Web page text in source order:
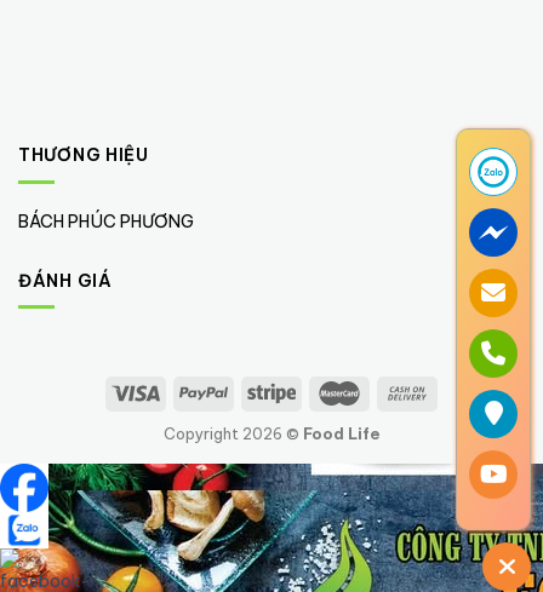
THƯƠNG HIỆU
BÁCH PHÚC PHƯƠNG (1)
ĐÁNH GIÁ
Copyright 2026 © Food Life